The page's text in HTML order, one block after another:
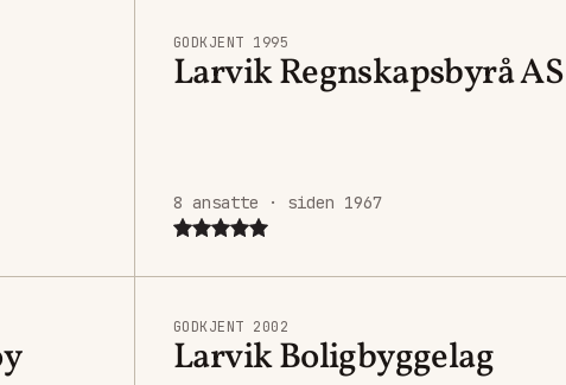
GODKJENT 1995
Larvik Regnskapsbyrå AS
8 ansatte · siden 1967
GODKJENT 2002
Larvik Boligbyggelag